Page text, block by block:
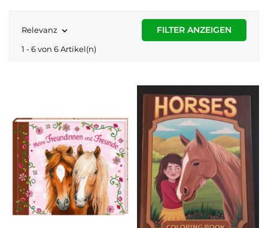
Relevanz  FILTER ANZEIGEN
1 - 6 von 6 Artikel(n)